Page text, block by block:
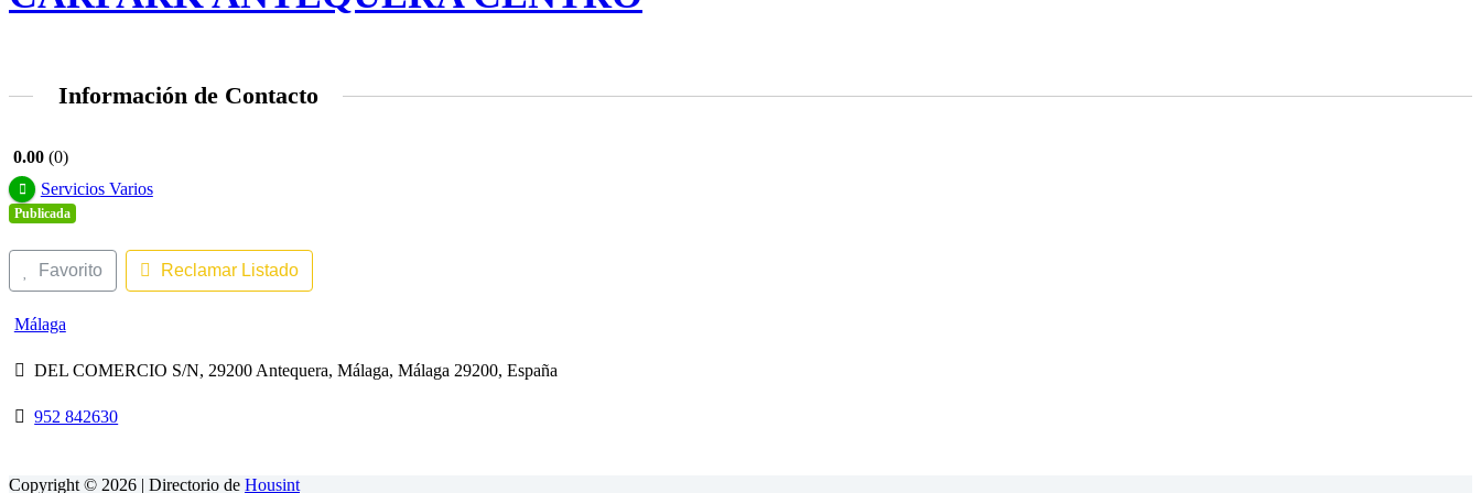
Información de Contacto
0.00 0
Servicios Varios
Publicada
Favorito Reclamar Listado
Málaga
DEL COMERCIO S/N, 29200 Antequera, Málaga, Málaga 29200, España
952 842630
Copyright © 2026 | Directorio de Housint